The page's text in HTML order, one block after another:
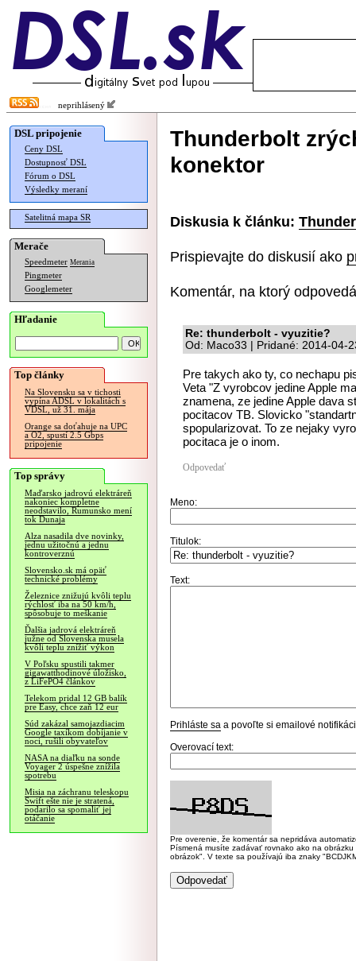
neprihlásený
DSL pripojenie
Ceny DSL
Dostupnosť DSL
Fórum o DSL
Výsledky meraní
Satelitná mapa SR
Merače
Speedmeter Merania
Pingmeter
Googlemeter
Hľadanie
Top články
Na Slovensku sa v tichosti
vypína ADSL v lokalitách s
VDSL, už 31. mája
Orange sa doťahuje na UPC
a O2, spustí 2.5 Gbps
pripojenie
Top správy
Maďarsko jadrovú elektráreň
nakoniec kompletne
neodstavilo, Rumunsko mení
tok Dunaja
Alza nasadila dve novinky,
jednu užitočnú a jednu
kontroverznú
Slovensko.sk má opäť
technické problémy
Železnice znižujú kvôli teplu
rýchlosť iba na 50 km/h,
spôsobuje to meškanie
Ďalšia jadrová elektráreň
južne od Slovenska musela
kvôli teplu znížiť výkon
V Poľsku spustili takmer
gigawatthodinové úložisko,
z LiFePO4 článkov
Telekom pridal 12 GB balík
pre Easy, chce zaň 12 eur
Súd zakázal samojazdiacim
Google taxíkom dobíjanie v
noci, rušili obyvateľov
NASA na diaľku na sonde
Voyager 2 úspešne znížila
spotrebu
Misia na záchranu teleskopu
Swift ešte nie je stratená,
podarilo sa spomaliť jej
otáčanie
Thunderbolt
konektor
Diskusia k článku:
Prispievajte do diskusií ako
Komentár, na ktorý
Re: thunderbolt - vyuzitie?
Od: Maco33 | Pridané: 2014-04-
Pre takych ako ty, co nechapu
Veta "Z vyrobcov jedine Apple
znamena, ze jedine Apple dava
pocitacov TB. Slovicko
spopularizovat. To ze nejaky
pocitaca je o inom.
Odpovedať
Meno:
Titulok:
Text:
Prihláste sa a povoľte si emailové
Overovací text:
Pre overenie, že komentár sa nepridáva
Písmená musíte zadávať rovnako ako na
obrázok". V texte sa používajú iba znaky